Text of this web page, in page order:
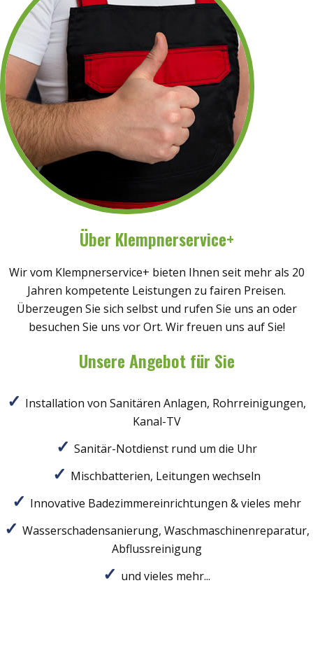
Über Klempnerservice+
Wir vom Klempnerservice+ bieten Ihnen seit mehr als 20
Jahren kompetente Leistungen zu fairen Preisen.
Überzeugen Sie sich selbst und rufen Sie uns an oder
besuchen Sie uns vor Ort. Wir freuen uns auf Sie!
Unsere Angebot für Sie
Installation von Sanitären Anlagen, Rohrreinigungen,
Kanal-TV
Sanitär-Notdienst rund um die Uhr
Mischbatterien, Leitungen wechseln
Innovative Badezimmereinrichtungen & vieles mehr
Wasserschadensanierung, Waschmaschinenreparatur,
Abflussreinigung
und vieles mehr...